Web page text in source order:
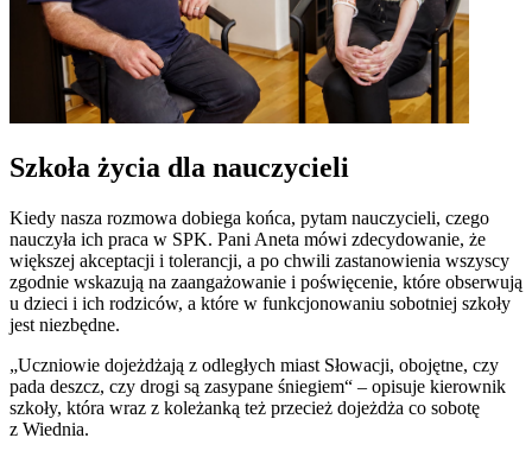
Szkoła życia dla nauczycieli
Kiedy nasza rozmowa dobiega końca, pytam nauczycieli, czego
nauczyła ich praca w SPK. Pani Aneta mówi zdecydowanie, że
większej akceptacji i tolerancji, a po chwili zastanowienia wszyscy
zgodnie wskazują na zaangażowanie i poświęcenie, które obserwują
u dzieci i ich rodziców, a które w funkcjonowaniu sobotniej szkoły
jest niezbędne.
„Uczniowie dojeżdżają z odległych miast Słowacji, obojętne, czy
pada deszcz, czy drogi są zasypane śniegiem“ – opisuje kierownik
szkoły, która wraz z koleżanką też przecież dojeżdża co sobotę
z Wiednia.